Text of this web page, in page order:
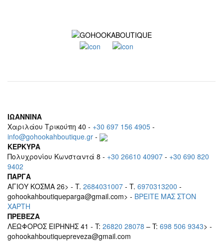
ΙΩΑΝΝΙΝΑ
Χαριλάου Τρικούπη 40 - +30 697 156 4905 -
info@gohookahboutique.gr -
ΚΕΡΚΥΡΑ
Πολυχρονίου Κωνσταντά 8 - +30 26610 40907 - +30 690 820
9402
ΠΑΡΓΑ
ΑΓΙΟΥ ΚΟΣΜΑ 26> - T. 2684031007 - T. 6970313200 -
gohookahboutiqueparga@gmail.com> - BΡEITE MAΣ ΣΤΟΝ
ΧΑΡΤΗ
ΠΡΕΒΕΖΑ
ΛΕΩΦΟΡΟΣ ΕΙΡΗΝΗΣ 41 - T: 26820 28078 – T: 698 506 9343> -
gohookahboutiquepreveza@gmail.com